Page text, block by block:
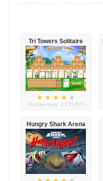
Tri Towers Solitaire
Просмотров: 1,235,972
Hungry Shark Arena
Horror Night